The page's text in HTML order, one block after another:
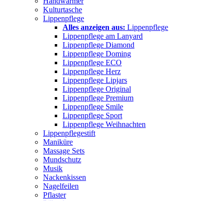
Kulturtasche
Lippenpflege
Alles anzeigen aus: Lippenpflege
Lippenpflege am Lanyard
Lippenpflege Diamond
Lippenpflege Doming
Lippenpflege ECO
Lippenpflege Herz
Lippenpflege Lipjars
Lippenpflege Original
Lippenpflege Premium
Lippenpflege Smile
Lippenpflege Sport
Lippenpflege Weihnachten
Lippenpflegestift
Maniküre
Massage Sets
Mundschutz
Musik
Nackenkissen
Nagelfeilen
Pflaster